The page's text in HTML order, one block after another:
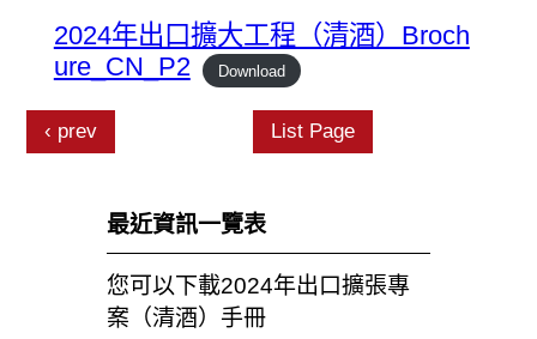
2024年出口擴大工程（清酒）Broch
ure_CN_P2
Download
prev List Page
最近資訊一覽表
您可以下載2024年出口擴張專
案（清酒）手冊